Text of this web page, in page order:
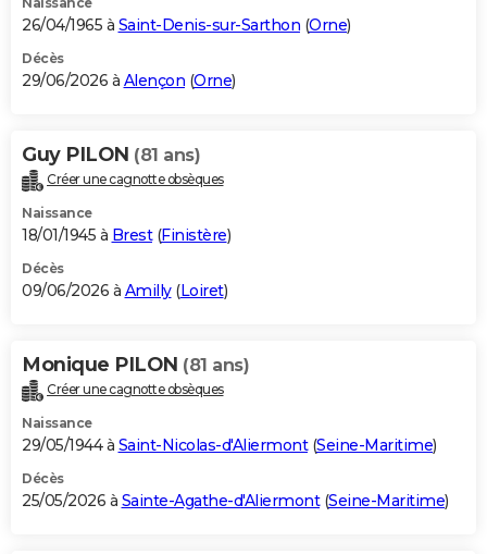
26/04/1965 à Saint-Denis-sur-Sarthon (Orne)
Décès
29/06/2026 à Alençon (Orne)
Guy PILON (81 ans)
Créer une cagnotte obsèques
Naissance
18/01/1945 à Brest(Finistère)
Décès
09/06/2026 à Amilly(Loiret)
Monique PILON (81 ans)
Créer une cagnotte obsèques
Naissance
29/05/1944 à Saint-Nicolas-d'Aliermont(Seine-Maritime)
Décès
25/05/2026 à Sainte-Agathe-d'Aliermont(Seine-Maritime)